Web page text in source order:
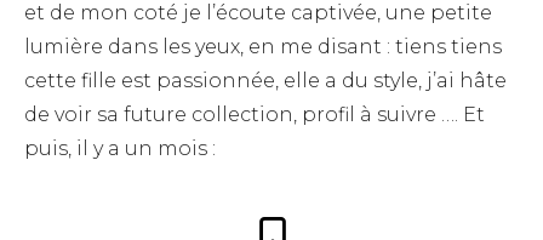
et de mon coté je l’écoute captivée, une petite
lumière dans les yeux, en me disant : tiens tiens
cette fille est passionnée, elle a du style, j’ai hâte
de voir sa future collection, profil à suivre …. Et
puis, il y a un mois :